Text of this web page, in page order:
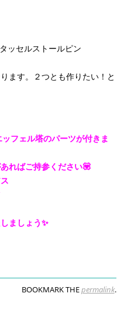
ッセルストールピン
ます。２つとも作りたい！と
フェル塔のパーツが付きま
ればご持参ください💟
ましょう✨
BOOKMARK THEpermalink.